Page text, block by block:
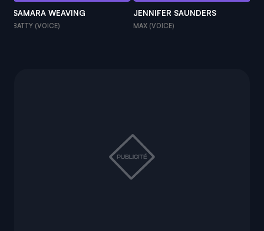
SAMARA WEAVING
BATTY (VOICE)
JENNIFER SAUNDERS
MAX (VOICE)